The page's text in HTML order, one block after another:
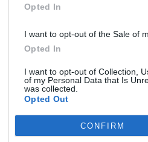
Opted In
I want to opt-out of the Sale of
Opted In
I want to opt-out of Collection,
of my Personal Data that Is
was collected.
Opted Out
CONFIRM